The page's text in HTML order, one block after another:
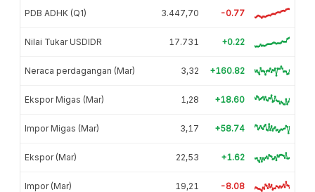
PDB ADHK (Q1) 3.447,70 -0.77
Nilai Tukar USDIDR 17.731 +0.22
Neraca perdagangan (Mar) 3,32 +160.82
Ekspor Migas (Mar) 1,28 +18.60
Impor Migas (Mar) 3,17 +58.74
Ekspor (Mar) 22,53 +1.62
Impor (Mar) 19,21 -8.08